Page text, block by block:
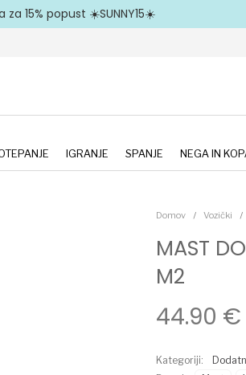
za 15% popust ☀️SUNNY15☀️
IGRANJE SPANJE NEGA IN
Domov / Vozički /
MAST
M2
44.90 €
Kategoriji: